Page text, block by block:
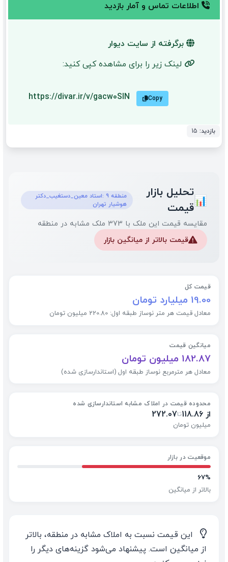
اطلاعات تماس و آمار بازدید
برگرفته از سایت دیوار
لینک زیر را برای مشاهده کپی کنید:
https://divar.ir/v/gacw0SlN Copy
بازدید: 15
📊
تحلیل بازار
قیمت
منطقه 9 :استاد معین_دستغیب_دکتر
هوشیار تهران
مقایسه قیمت این ملک با 373 ملک مشابه در منطقه
⚠️قیمت بالاتر از میانگین بازار
قیمت کل
19.00 میلیارد تومان
معادل قیمت هر متر نوساز طبقه اول: 220.80 میلیون تومان
میانگین قیمت
182.87 میلیون تومان
معادل هر مترمربع نوساز طبقه اول (استاندارسازی شده)
محدوده قیمت در املاک مشابه استاندارسازی شده
از 118.86 تا272.07
میلیون تومان
موقعیت در بازار
67%
بالاتر از میانگین
💡
این قیمت نسبت به املاک مشابه در منطقه، بالاتر
از میانگین است. پیشنهاد می‌شود گزینه‌های دیگر را